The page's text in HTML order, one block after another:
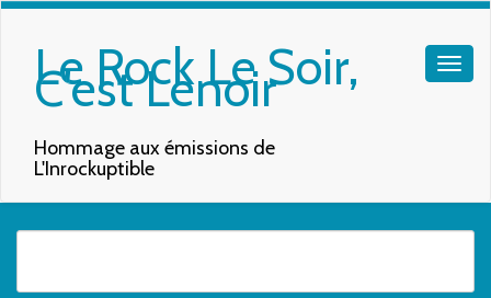
Le Rock Le Soir,
C'est Lenoir
Hommage aux émissions de
L'Inrockuptible